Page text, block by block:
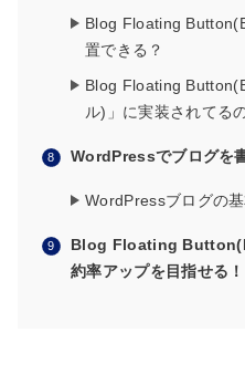
Blog Floating
置できる？
Blog Floating
ル)」に実装されてる
WordPressでブログを
WordPressブログの
Blog Floating
約率アップを目指せる！